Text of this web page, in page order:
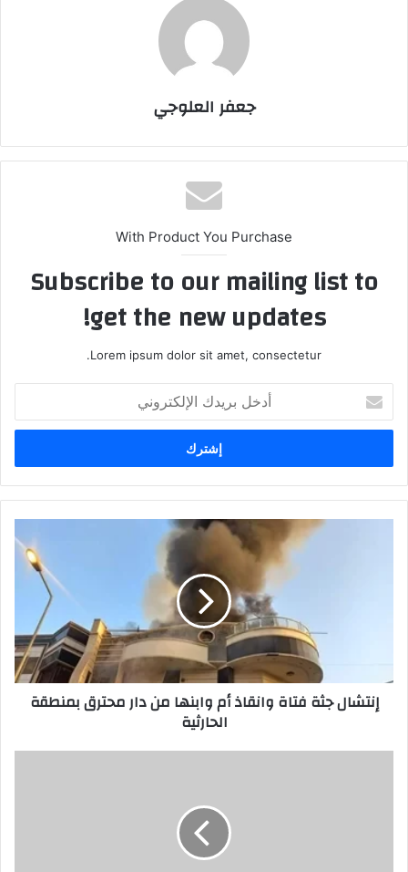
جعفر العلوجي
With Product You Purchase
Subscribe to our mailing list to
get the new updates!
Lorem ipsum dolor sit amet, consectetur.
بريدك
الإلكتروني
محترق
بمنطقة
إنتشال جثة فتاة وانقاذ أم وابنها من دار محترق بمنطقة
الحارثية